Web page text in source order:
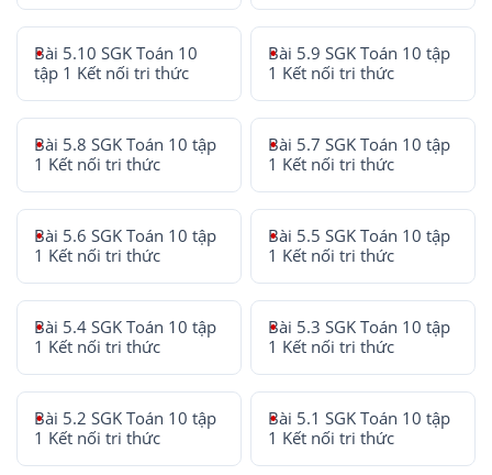
Bài 5.10 SGK Toán 10
tập 1 Kết nối tri thức
Bài 5.9 SGK Toán 10 tập
1 Kết nối tri thức
Bài 5.8 SGK Toán 10 tập
1 Kết nối tri thức
Bài 5.7 SGK Toán 10 tập
1 Kết nối tri thức
Bài 5.6 SGK Toán 10 tập
1 Kết nối tri thức
Bài 5.5 SGK Toán 10 tập
1 Kết nối tri thức
Bài 5.4 SGK Toán 10 tập
1 Kết nối tri thức
Bài 5.3 SGK Toán 10 tập
1 Kết nối tri thức
Bài 5.2 SGK Toán 10 tập
1 Kết nối tri thức
Bài 5.1 SGK Toán 10 tập
1 Kết nối tri thức